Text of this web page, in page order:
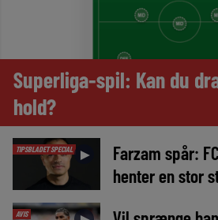
Superliga-spil: Kan du
hold?
TIPSBLADET SPECIAL ►
Farzam spår:
henter en stor
AVIS